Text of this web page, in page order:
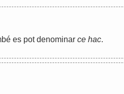
es pot denominar ce hac.